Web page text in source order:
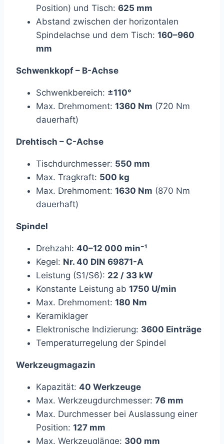
Position) und Tisch: 625 mm
Abstand zwischen der horizontalen
Spindelachse und dem Tisch: 160–960
mm
Schwenkkopf – B-Achse
Schwenkbereich: ±110°
Max. Drehmoment: 1360 Nm (720 Nm
dauerhaft)
Drehtisch – C-Achse
Tischdurchmesser: 550 mm
Max. Tragkraft: 500 kg
Max. Drehmoment: 1630 Nm (870 Nm
dauerhaft)
Spindel
Drehzahl: 40–12 000 min⁻¹
Kegel: Nr. 40 DIN 69871-A
Leistung (S1/S6): 22 / 33 kW
Konstante Leistung ab 1750 U/min
Max. Drehmoment: 180 Nm
Keramiklager
Elektronische Indizierung: 3600 Einträge
Temperaturregelung der Spindel
Werkzeugmagazin
Kapazität: 40 Werkzeuge
Max. Werkzeugdurchmesser: 76 mm
Max. Durchmesser bei Auslassung einer
Position: 127 mm
Max. Werkzeuglänge: 300 mm